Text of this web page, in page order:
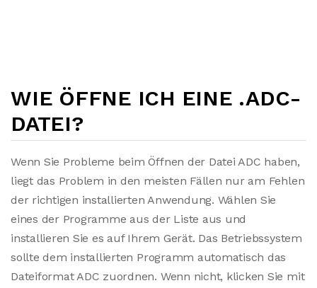
WIE ÖFFNE ICH EINE .ADC-
DATEI?
Wenn Sie Probleme beim Öffnen der Datei ADC haben,
liegt das Problem in den meisten Fällen nur am Fehlen
der richtigen installierten Anwendung. Wählen Sie
eines der Programme aus der Liste aus und
installieren Sie es auf Ihrem Gerät. Das Betriebssystem
sollte dem installierten Programm automatisch das
Dateiformat ADC zuordnen. Wenn nicht, klicken Sie mit